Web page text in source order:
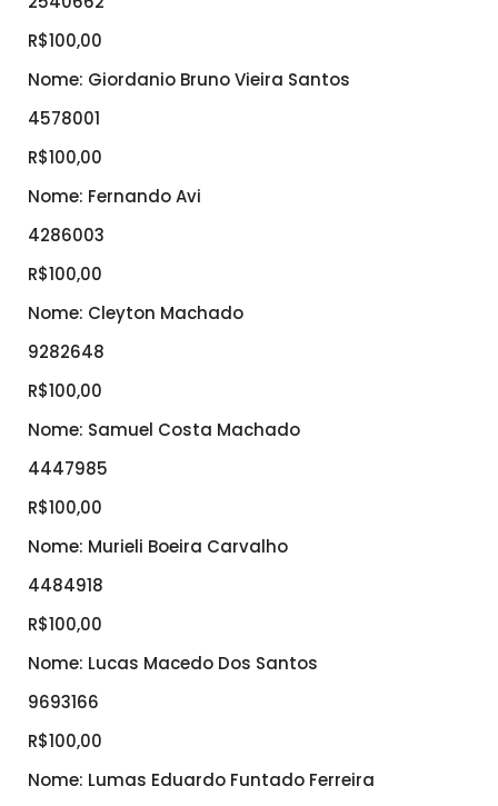
R$100,00
Nome: Giordanio Bruno Vieira Santos
4578001
R$100,00
Nome: Fernando Avi
4286003
R$100,00
Nome: Cleyton Machado
9282648
R$100,00
Nome: Samuel Costa Machado
4447985
R$100,00
Nome: Murieli Boeira Carvalho
4484918
R$100,00
Nome: Lucas Macedo Dos Santos
9693166
R$100,00
Nome: Lumas Eduardo Funtado Ferreira